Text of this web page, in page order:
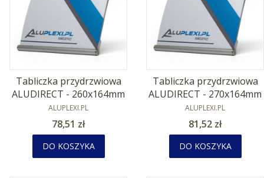
Tabliczka przydrzwiowa
ALUDIRECT - 260x164mm
PRODUCENT
ALUPLEXI.PL
Cena
78,51 zł
DO KOSZYKA
Tabliczka przydrzwiowa
ALUDIRECT - 270x164mm
PRODUCENT
ALUPLEXI.PL
Cena
81,52 zł
DO KOSZYKA